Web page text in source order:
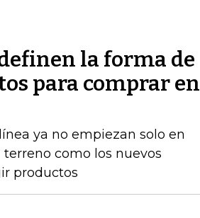
la forma de
para comprar en
ya no empiezan solo en
como los nuevos
productos